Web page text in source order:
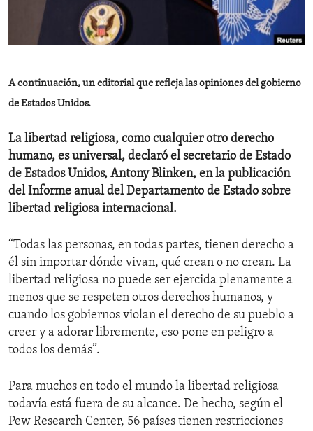
ENVIRONMENT AND HEALTH
IDEALS AND INSTITUTIONS
A continuación, un editorial que refleja las opiniones del gobierno
de Estados Unidos.
La libertad religiosa, como cualquier otro derecho
humano, es universal, declaró el secretario de Estado
de Estados Unidos, Antony Blinken, en la publicación
del Informe anual del Departamento de Estado sobre
libertad religiosa internacional.
“Todas las personas, en todas partes, tienen derecho a
él sin importar dónde vivan, qué crean o no crean. La
libertad religiosa no puede ser ejercida plenamente a
menos que se respeten otros derechos humanos, y
cuando los gobiernos violan el derecho de su pueblo a
creer y a adorar libremente, eso pone en peligro a
todos los demás”.
Para muchos en todo el mundo la libertad religiosa
todavía está fuera de su alcance. De hecho, según el
Pew Research Center, 56 países tienen restricciones